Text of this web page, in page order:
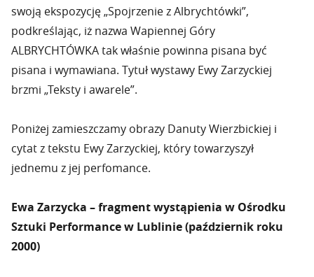
swoją ekspozycję „Spojrzenie z Albrychtówki”,
podkreślając, iż nazwa Wapiennej Góry
ALBRYCHTÓWKA tak właśnie powinna pisana być
pisana i wymawiana. Tytuł wystawy Ewy Zarzyckiej
brzmi „Teksty i awarele”.
Poniżej zamieszczamy obrazy Danuty Wierzbickiej i
cytat z tekstu Ewy Zarzyckiej, który towarzyszył
jednemu z jej perfomance.
Ewa Zarzycka – fragment wystąpienia w Ośrodku
Sztuki Performance w Lublinie (październik roku
2000)